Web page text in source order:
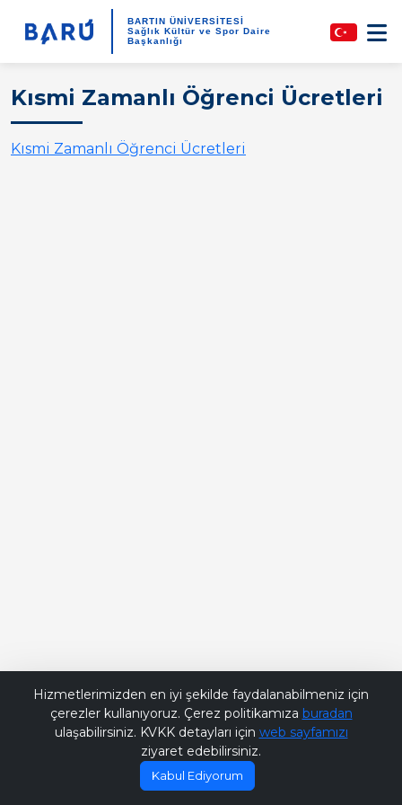
BARTIN ÜNİVERSİTESİ
Sağlık Kültür ve Spor Daire
Başkanlığı
Kısmi Zamanlı Öğrenci Ücretleri
Kısmi Zamanlı Öğrenci Ücretleri
Hizmetlerimizden en iyi şekilde faydalanabilmeniz için
çerezler kullanıyoruz. Çerez politikamıza buradan
ulaşabilirsiniz. KVKK detayları için web sayfamızı
ziyaret edebilirsiniz.
Kabul Ediyorum
Bana Soru Sor | Ask Me